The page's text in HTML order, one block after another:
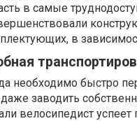
в самые
в
необходимо быстро
заводить
велосипедист успеет